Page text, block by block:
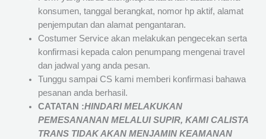
konsumen, tanggal berangkat, nomor hp aktif, alamat
penjemputan dan alamat pengantaran.
Costumer Service akan melakukan pengecekan serta
konfirmasi kepada calon penumpang mengenai travel
dan jadwal yang anda pesan.
Tunggu sampai CS kami memberi konfirmasi bahawa
pesanan anda berhasil.
CATATAN :HINDARI MELAKUKAN
PEMESANANAN MELALUI SUPIR, KAMICALISTA
TRANSTIDAK AKAN MENJAMINKEAMANAN